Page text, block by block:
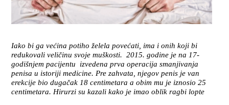
Iako bi ga većina potiho želela povećati, ima i onih koji bi
redukovali veličinu svoje muškosti. 2015. godine je na 17-
godišnjem pacijentu izvedena prva operacija smanjivanja
penisa u istoriji medicine. Pre zahvata, njegov penis je van
erekcije bio dugačak 18 centimetara a obim mu je iznosio 25
centimetara. Hirurzi su kazali kako je imao oblik ragbi lopte